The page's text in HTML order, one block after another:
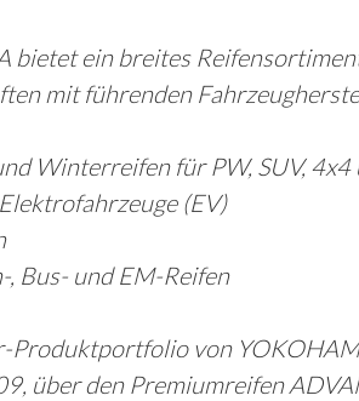
bietet ein breites
mit führenden
Winterreifen für PW, SUV,
(EV)
, Bus- und EM-Reifen
Produktportfolio von
über den Premiumreifen